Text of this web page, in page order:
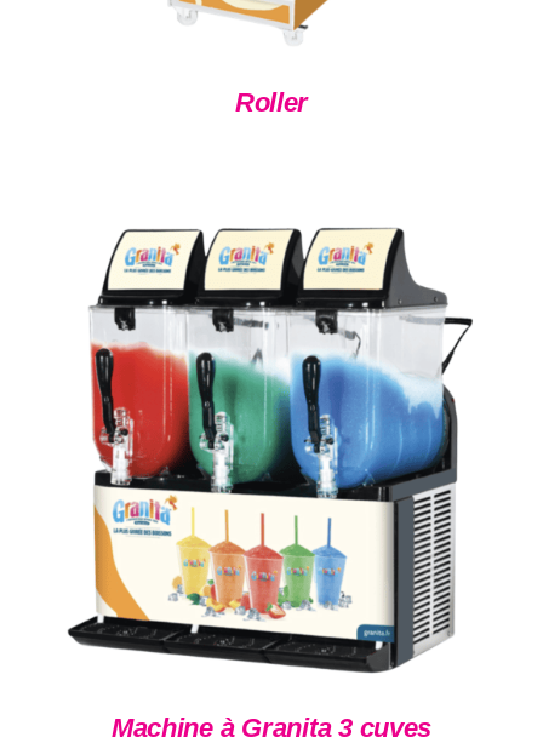
Roller
DÉTAILS
Machine à Granita 3 cuves